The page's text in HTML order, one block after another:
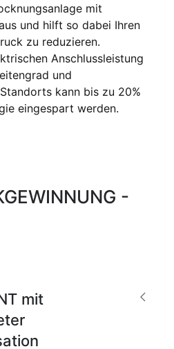
mit
und hilft so dabei Ihren
zu reduzieren.
Anschlussleistung
und
kann bis zu 20%
eingespart werden.
-
mit